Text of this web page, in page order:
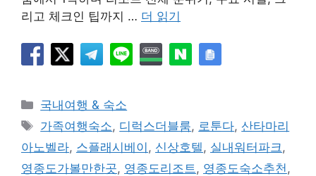
리고 체크인 팁까지 … 더 읽기
카
테
리
국내여행 & 숙소
태
그
가족여행숙소, 디럭스더블룸, 로툰다,산타마리
아노벨라, 스플래시베이 , 신상호텔, 실내워터파크,
영종도가볼만한곳, 영종도리조트, 영종도숙소추천,